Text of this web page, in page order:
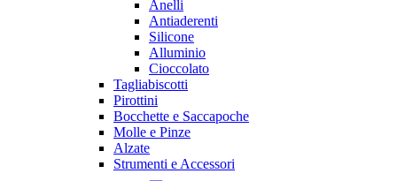
Anelli
Antiaderenti
Silicone
Alluminio
Cioccolato
Tagliabiscotti
Pirottini
Bocchette e Saccapoche
Molle e Pinze
Alzate
Strumenti e Accessori